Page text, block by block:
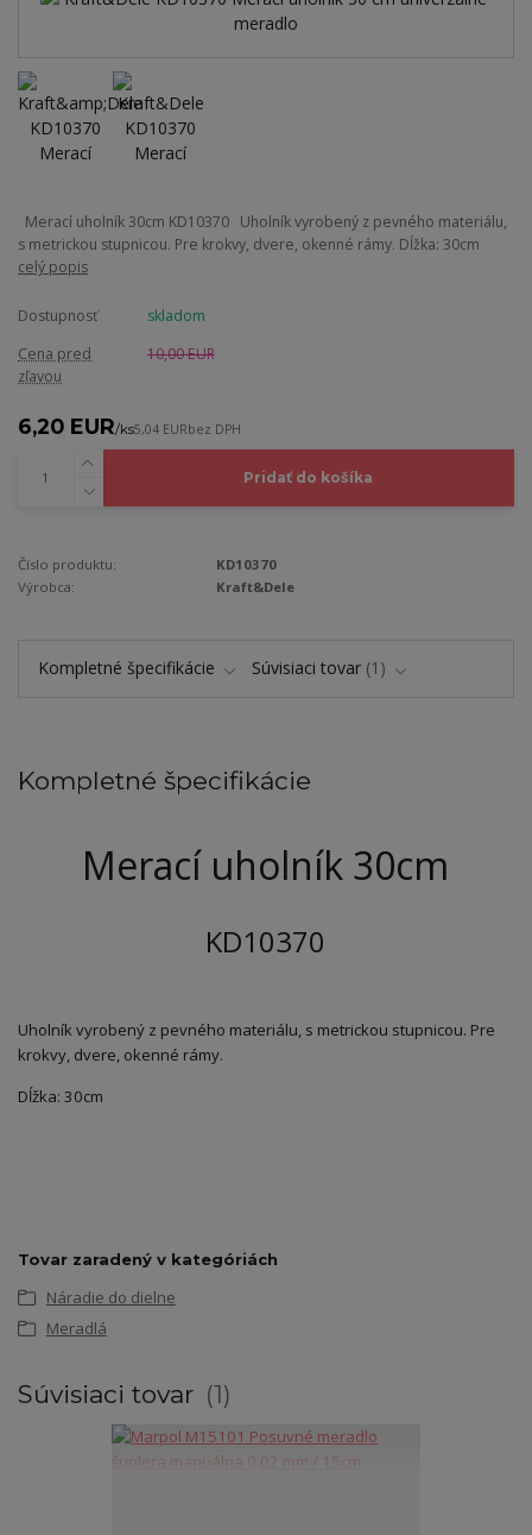
Merací uholník 30cm KD10370 Uholník vyrobený z pevného materiálu,
s metrickou stupnicou. Pre krokvy, dvere, okenné rámy. Dĺžka: 30cm
celý popis
Dostupnosť
skladom
Cena pred
zľavou
10,00 EUR
6,20 EUR/ks5,04 EURbez DPH
Pridať do košíka
Číslo produktu:
KD10370
Výrobca:
Kraft&Dele
Kompletné špecifikácie Súvisiaci tovar 1
Kompletné špecifikácie
Merací uholník 30cm
KD10370
Uholník vyrobený z pevného materiálu, s metrickou stupnicou. Pre
krokvy, dvere, okenné rámy.
Dĺžka: 30cm
Tovar zaradený v kategóriách
Náradie do dielne
Meradlá
Súvisiaci tovar 1